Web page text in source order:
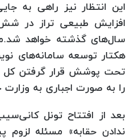
این انتظار نیز راهی به
افزایش طبیعی تراز در
هکتار توسعه سامانه‌های
تحت پوشش قرار گرفتن کل
را به صورت اجباری به
بعد از افتتاح تونل
ندادن حقابه» مسئله لزوم